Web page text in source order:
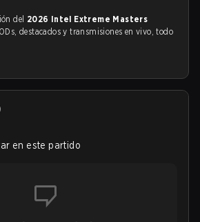
del 2026 Intel Extreme Masters
destacados y transmisiones en vivo, todo
en este partido